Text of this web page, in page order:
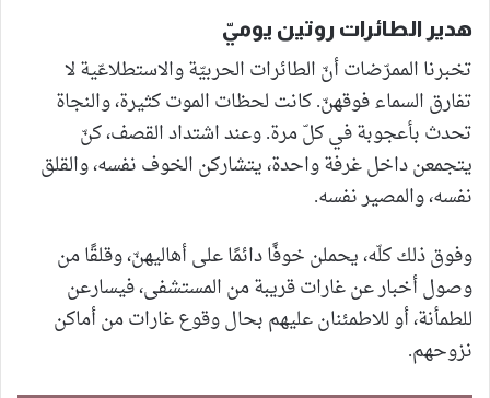
هدير الطائرات روتين يوميّ
تخبرنا الممرّضات أنّ الطائرات الحربيّة والاستطلاعّية لا
تفارق السماء فوقهنّ. كانت لحظات الموت كثيرة، والنجاة
تحدث بأعجوبة في كلّ مرة. وعند اشتداد القصف، كنّ
يتجمعن داخل غرفة واحدة، يتشاركن الخوف نفسه، والقلق
نفسه، والمصير نفسه.
وفوق ذلك كلّه، يحملن خوفًا دائمًا على أهاليهنّ، وقلقًا من
وصول أخبار عن غارات قريبة من المستشفى، فيسارعن
للطمأنة، أو للاطمئنان عليهم بحال وقوع غارات من أماكن
نزوحهم.